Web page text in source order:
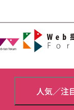
人気／注